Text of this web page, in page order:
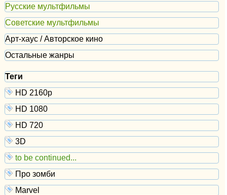
Русские мультфильмы
Советские мультфильмы
Арт-хаус / Авторское кино
Остальные жанры
Теги
HD 2160р
HD 1080
HD 720
3D
to be continued...
Про зомби
Marvel